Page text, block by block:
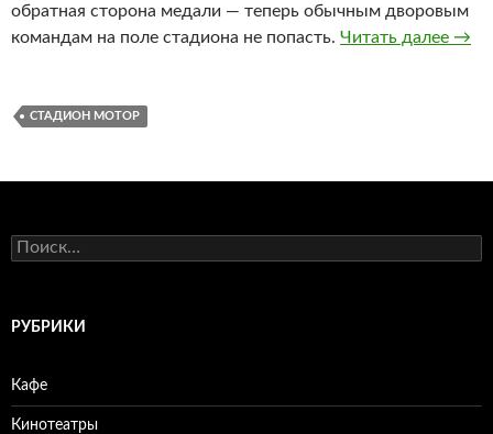
обратная сторона медали — теперь обычным дворовым
командам на поле стадиона не попасть. Читать далее →
СТАДИОН МОТОР
Н
а
иРУБРИКИ
Кафе
Кинотеатры